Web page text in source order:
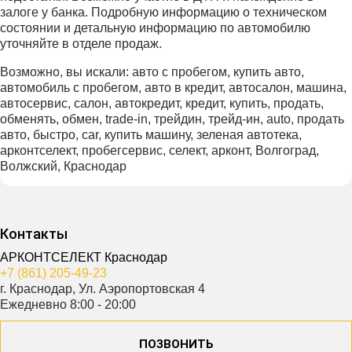
залоге у банка. Подробную информацию о техническом
состоянии и детальную информацию по автомобилю
уточняйте в отделе продаж.
Возможно, вы искали: авто с пробегом, купить авто,
автомобиль с пробегом, авто в кредит, автосалон, машина,
автосервис, салон, автокредит, кредит, купить, продать,
обменять, обмен, trade-in, трейдин, трейд-ин, auto, продать
авто, быстро, car, купить машину, зеленая автотека,
арконтселект, пробегсервис, селект, арконт, Волгоград,
Волжский, Краснодар
Контакты
АРКОНТСЕЛЕКТ Краснодар
+7 (861) 205-49-23
г. Краснодар, Ул. Аэропортовская 4
Ежедневно 8:00 - 20:00
ПОЗВОНИТЬ